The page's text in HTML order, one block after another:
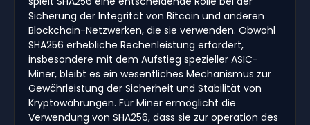
Sicherung der Integrität von Bitcoin und anderen
Blockchain-Netzwerken, die sie verwenden. Obwohl
SHA256 erhebliche Rechenleistung erfordert,
insbesondere mit dem Aufstieg spezieller ASIC-
Miner, bleibt es ein wesentliches Mechanismus zur
Gewährleistung der Sicherheit und Stabilität von
Kryptowährungen. Für Miner ermöglicht die
Verwendung von SHA256, dass sie zur operation des